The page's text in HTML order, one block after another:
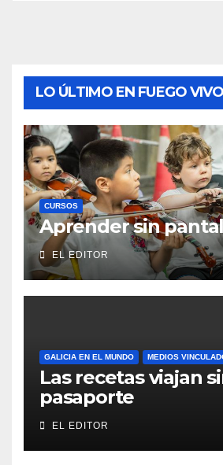
LO ÚLTIMO EN FUEGO VIVO
CURSOS
Aprender sin
EL EDITOR
GALICIA EN EL MUNDO MEDIOS
Las recetas viajan
pasaporte
EL EDITOR